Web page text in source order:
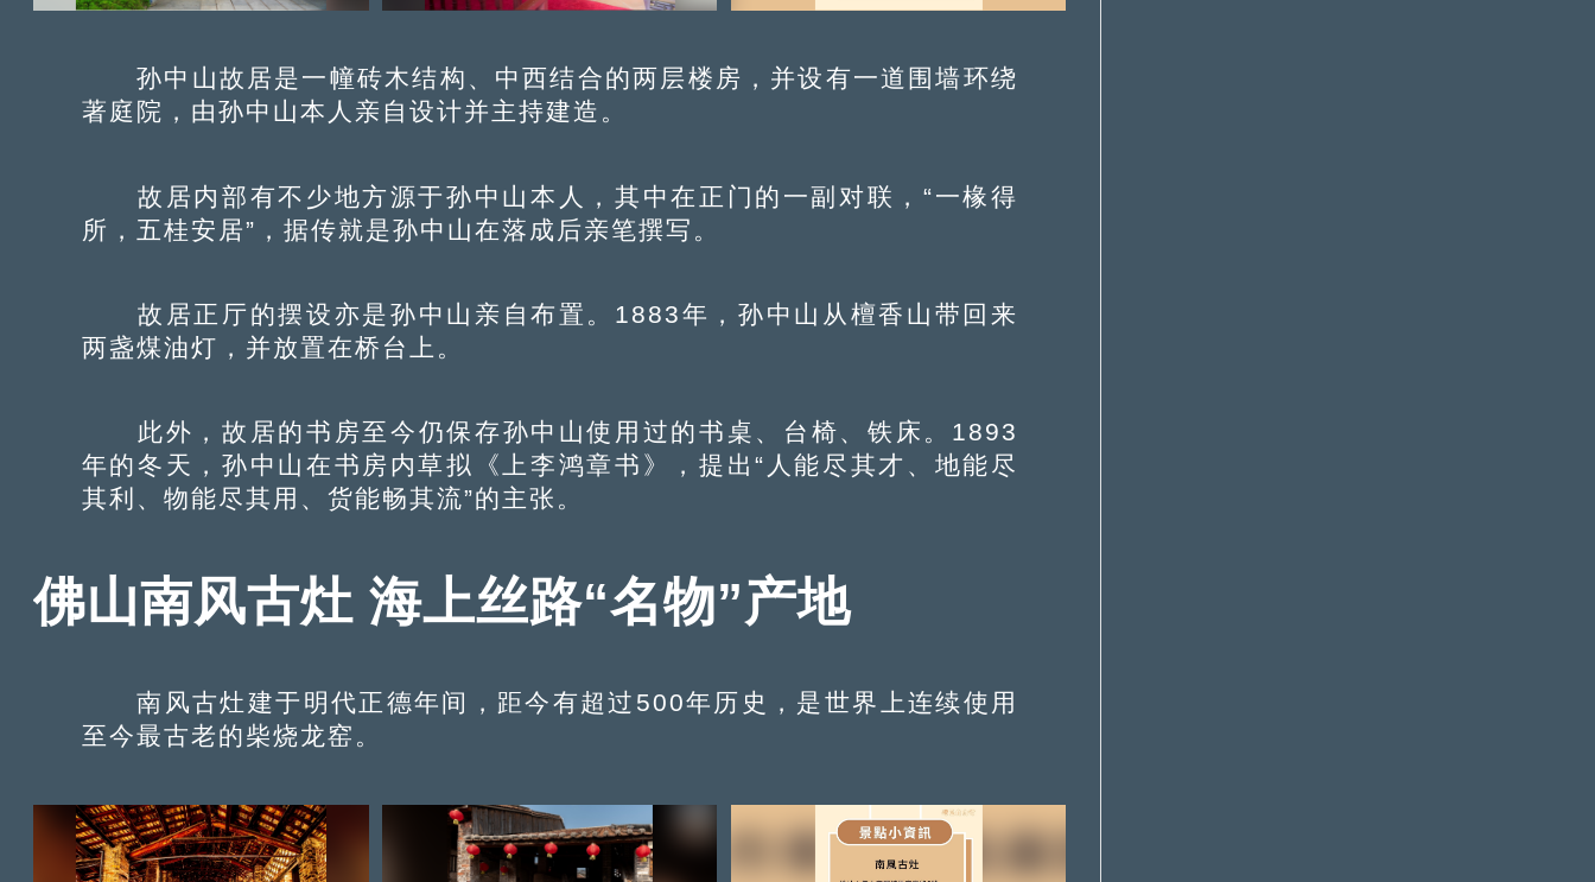
孙中山故居是一幢砖木结构、中西结合的两层楼房，并设有一道围墙环绕
著庭院，由孙中山本人亲自设计并主持建造。
故居内部有不少地方源于孙中山本人，其中在正门的一副对联，“一椽得
所，五桂安居”，据传就是孙中山在落成后亲笔撰写。
故居正厅的摆设亦是孙中山亲自布置。1883年，孙中山从檀香山带回来
两盏煤油灯，并放置在桥台上。
此外，故居的书房至今仍保存孙中山使用过的书桌、台椅、铁床。1893
年的冬天，孙中山在书房内草拟《上李鸿章书》，提出“人能尽其才、地能尽
其利、物能尽其用、货能畅其流”的主张。
佛山南风古灶 海上丝路“名物”产地
南风古灶建于明代正德年间，距今有超过500年历史，是世界上连续使用
至今最古老的柴烧龙窑。